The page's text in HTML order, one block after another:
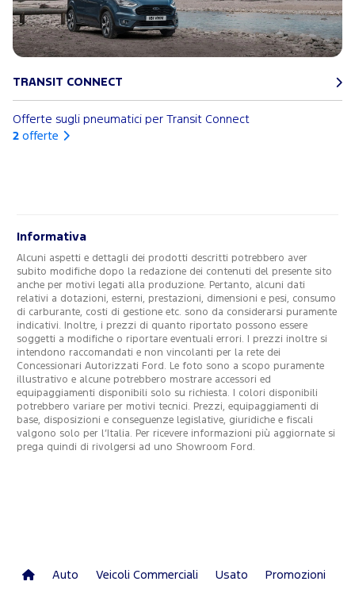
TRANSIT CONNECT
Offerte sugli pneumatici per Transit Connect
2 offerte
Informativa
Alcuni aspetti e dettagli dei prodotti descritti potrebbero aver
subito modifiche dopo la redazione dei contenuti del presente sito
anche per motivi legati alla produzione. Pertanto, alcuni dati
relativi a dotazioni, esterni, prestazioni, dimensioni e pesi, consumo
di carburante, costi di gestione etc. sono da considerarsi puramente
indicativi. Inoltre, i prezzi di quanto riportato possono essere
soggetti a modifiche o riportare eventuali errori. I prezzi inoltre si
intendono raccomandati e non vincolanti per la rete dei
Concessionari Autorizzati Ford. Le foto sono a scopo puramente
illustrativo e alcune potrebbero mostrare accessori ed
equipaggiamenti disponibili solo su richiesta. I colori disponibili
potrebbero variare per motivi tecnici. Prezzi, equipaggiamenti di
base, disposizioni e conseguenze legislative, giuridiche e fiscali
valgono solo per l’Italia. Per ricevere informazioni più aggiornate si
prega quindi di rivolgersi ad uno Showroom Ford.
Auto Veicoli Commerciali Usato Promozioni